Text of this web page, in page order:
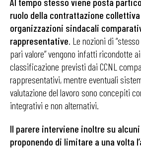
ruolo della contrattazione
organizzazioni sindacali
rappresentative. Le nozioni di
pari valore” vengono infatti ricondotte
classificazione previsti dai CCNL
rappresentativi, mentre eventuali
valutazione del lavoro sono concepiti
integrativi e non alternativi.
Il parere interviene inoltre su
proponendo di limitare a una volta